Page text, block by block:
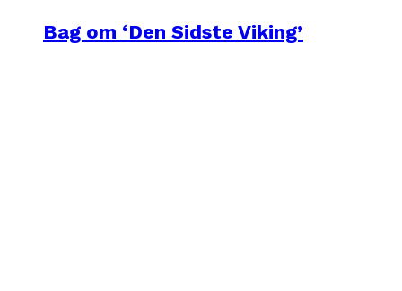
Bag om ‘Den Sidste Viking’